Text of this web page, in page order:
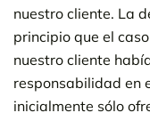
nuestro cliente. La
principio que el
nuestro cliente
responsabilidad en
inicialmente sólo